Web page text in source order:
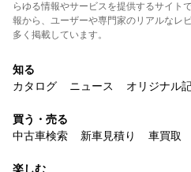
らゆる情報やサービスを提供するサイト
報から、ユーザーや専門家のリアルなレ
多く掲載しています。
知る
カタログ
ニュース オリジナル
買う・売る
中古車検索
新車見積り 車買取
楽しむ